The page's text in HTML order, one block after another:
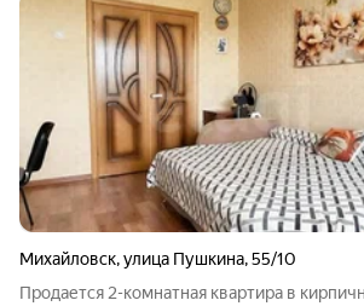
Михайловск,улица Пушкина,55/10
Продается 2-комнатная квартира в